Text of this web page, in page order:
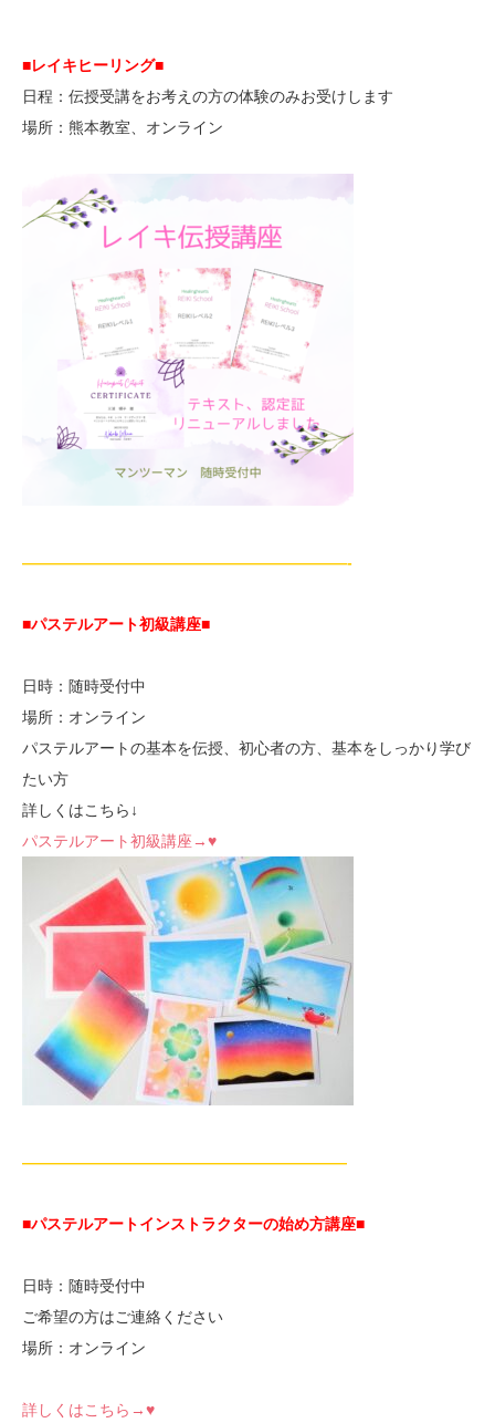
■レイキヒーリング■
日程：伝授受講をお考えの方の体験のみお受けします
場所：熊本教室、オンライン
—————————————————————-
■パステルアート初級講座■
日時：随時受付中
場所：オンライン
パステルアートの基本を伝授、初心者の方、基本をしっかり学び
たい方
詳しくはこちら↓
パステルアート初級講座→♥
—————————————————————
■パステルアートインストラクターの始め方講座■
日時：随時受付中
ご希望の方はご連絡ください
場所：オンライン
詳しくはこちら→♥